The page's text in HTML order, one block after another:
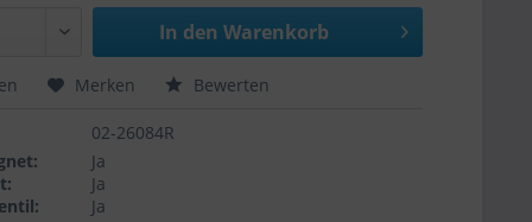
In den Warenkorb
Merken Bewerten
02-26084R
Ja
Ja
Ja